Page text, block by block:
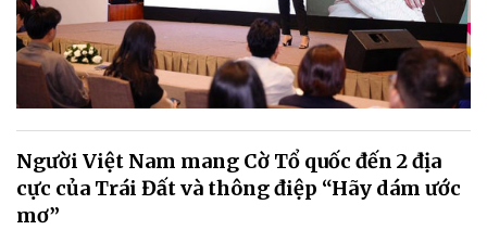
Người Việt Nam mang Cờ Tổ quốc đến 2 địa
cực của Trái Đất và thông điệp “Hãy dám ước
mơ”